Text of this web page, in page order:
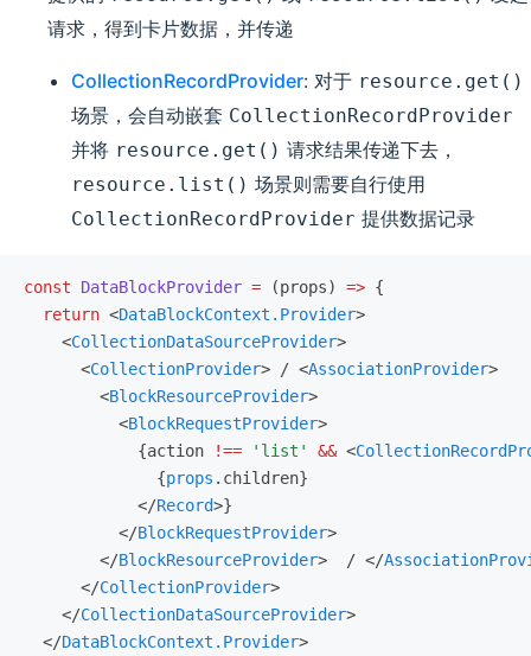
请求，得到卡片数据，并传递
CollectionRecordProvider: 对于 resource.get()
场景，会自动嵌套 CollectionRecordProvider
并将 resource.get() 请求结果传递下去，
resource.list() 场景则需要自行使用
CollectionRecordProvider 提供数据记录
const DataBlockProvider = (props) => {
  return
<DataBlockContext.Provider>
    <
CollectionDataSourceProvider>
      <
CollectionProvider> / <AssociationProvider>
        <
BlockResourceProvider>
          <
BlockRequestProvider>
            {action
!== 'list' && <
              {
props .children}
            </
Record>}
          </
BlockRequestProvider>
        </
BlockResourceProvider>  / </
      </
CollectionProvider>
    </
CollectionDataSourceProvider>
  </
DataBlockContext.Provider>